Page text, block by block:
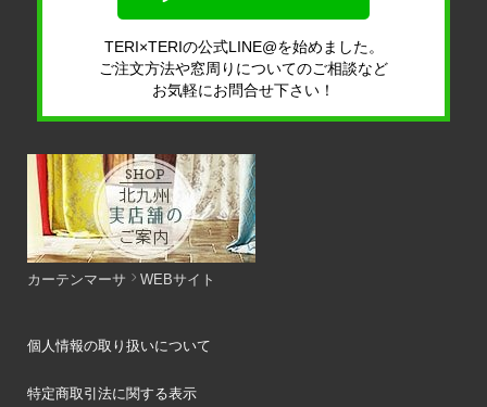
TERI×TERIの公式LINE@を始めました。
ご注文方法や窓周りについてのご相談など
お気軽にお問合せ下さい！
カーテンマーサ WEBサイト
個人情報の取り扱いについて
特定商取引法に関する表示